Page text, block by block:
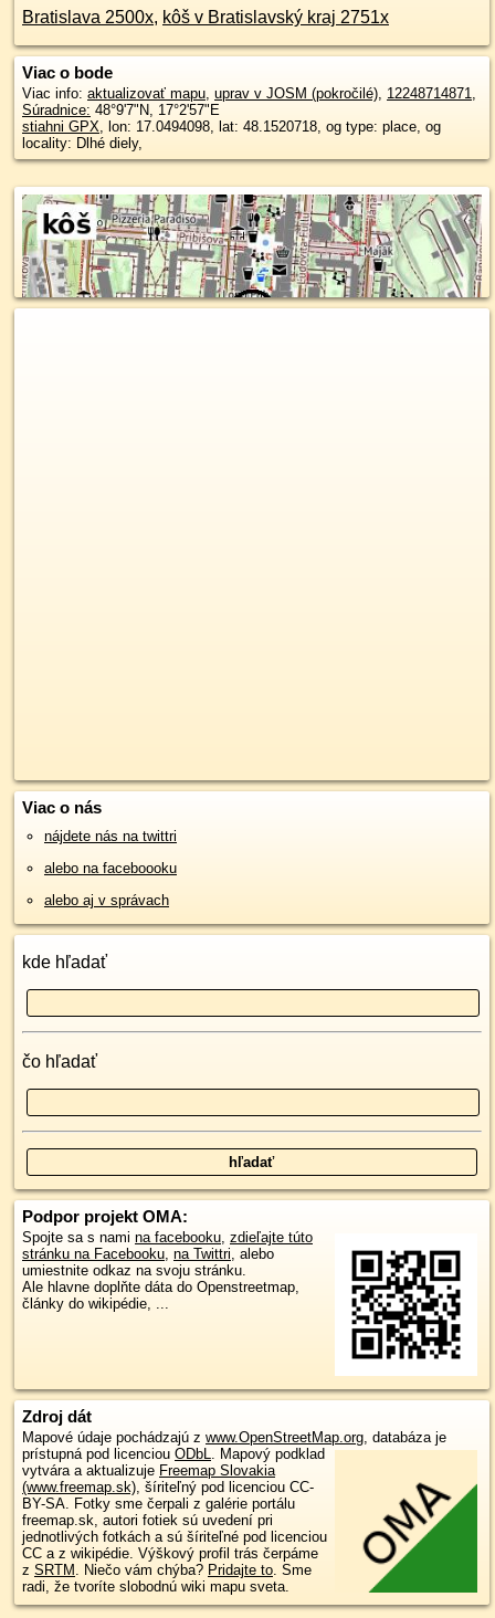
Bratislava 2500x, kôš v Bratislavský kraj 2751x
Viac o bode
Viac info: aktualizovať mapu, uprav v JOSM (pokročilé), 12248714871,
Súradnice: 48°9'7"N, 17°2'57"E
stiahni GPX, lon: 17.0494098, lat: 48.1520718, og type: place, og
locality: Dlhé diely,
Viac o nás
nájdete nás na twittri
alebo na faceboooku
alebo aj v správach
kde hľadať
čo hľadať
Podpor projekt OMA:
Spojte sa s nami na facebooku, zdieľajte túto
stránku na Facebooku, na Twittri, alebo
umiestnite odkaz na svoju stránku.
Ale hlavne doplňte dáta do Openstreetmap,
články do wikipédie, ...
Zdroj dát
Mapové údaje pochádzajú z www.OpenStreetMap.org , databáza je
prístupná pod licenciou ODbL
Mapový podklad
vytvára a aktualizuje Freemap Slovakia
(www.freemap.sk) , šíriteľný pod licenciou CC-
BY-SA. Fotky sme čerpali z galérie portálu
freemap.sk, autori fotiek sú uvedení pri
jednotlivých fotkách a sú šíriteľné pod licenciou
CC a z wikipédie. Výškový profil trás čerpáme
z SRTM . Niečo vám chýba? Pridajte to . Sme
radi, že tvoríte slobodnú wiki mapu sveta.